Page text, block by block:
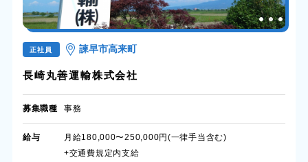
正社員 諫早市高来町
長崎丸善運輸株式会社
募集職種 事務
給与
月給180,000〜250,000円(一律手当含む)
+交通費規定内支給